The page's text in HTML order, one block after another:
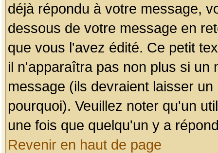
déjà répondu à votre message,
dessous de votre message en
que vous l'avez édité. Ce petit
il n'apparaîtra pas non plus si un
message (ils devraient laisser
pourquoi). Veuillez noter qu'un
une fois que quelqu'un y a
Revenir en haut de page